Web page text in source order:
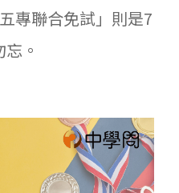
專聯合免試」則是7
。